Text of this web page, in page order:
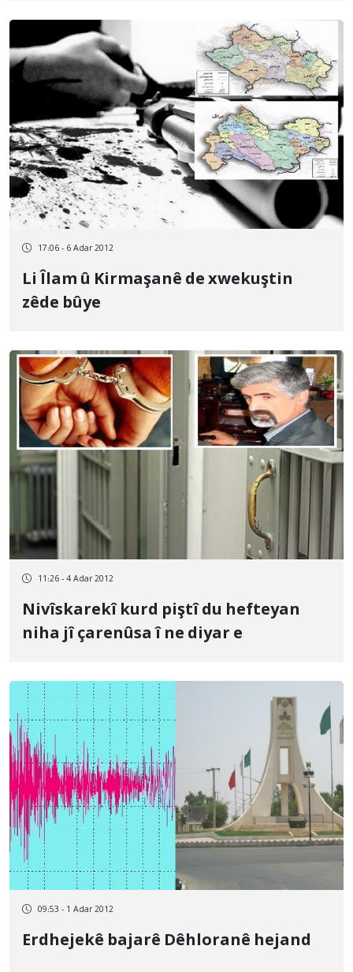
17:06 - 6 Adar 2012
Li Îlam û Kirmaşanê de xwekuştin
zêde bûye
11:26 - 4 Adar 2012
Nivîskarekî kurd piştî du hefteyan
niha jî çarenûsa î ne diyar e
09:53 - 1 Adar 2012
Erdhejekê bajarê Dêhloranê hejand